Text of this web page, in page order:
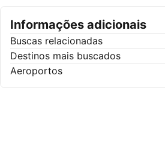
Informações adicionais
Buscas relacionadas
Destinos mais buscados
Aeroportos